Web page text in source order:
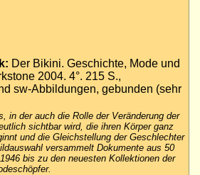
Der Bikini. Geschichte, Mode und
2004. 4°. 215 S.,
sw-Abbildungen, gebunden (sehr
in der auch die Rolle der Veränderung der
sichtbar wird, die ihren Körper ganz
und die Gleichstellung der Geschlechter
versammelt Dokumente aus 50
bis zu den neuesten Kollektionen der